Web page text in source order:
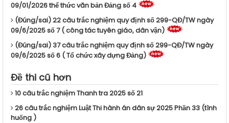
09/01/2026 thể thức văn bản Đảng số 4
(Đúng/sai) 22 câu trắc nghiệm quy định số 299-QĐ/TW ngày
09/6/2025 số 7 ( công tác tuyên giáo, dân vận)
(Đúng/sai) 37 câu trắc nghiệm quy định số 299-QĐ/TW ngày
09/6/2025 số 6 ( Tổ chức xây dựng Đảng)
Đề thi cũ hơn
10 câu trắc nghiệm Thanh tra 2025 số 21
26 câu trắc nghiệm Luật Thi hành án dân sự 2025 Phần 33 (tình
huống )